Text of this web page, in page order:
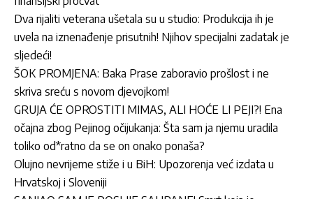
Dva rijaliti veterana ušetala su u studio: Produkcija ih je
uvela na iznenađenje prisutnih! Njihov specijalni zadatak je
sljedeći!
ŠOK PROMJENA: Baka Prase zaboravio prošlost i ne
skriva sreću s novom djevojkom!
GRUJA ĆE OPROSTITI MIMAS, ALI HOĆE LI PEJI?! Ena
očajna zbog Pejinog očijukanja: Šta sam ja njemu uradila
toliko od*ratno da se on onako ponaša?
Olujno nevrijeme stiže i u BiH: Upozorenja već izdata u
Hrvatskoj i Sloveniji